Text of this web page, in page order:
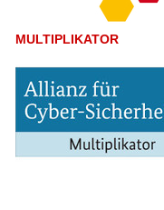
MULTIPLIKATOR